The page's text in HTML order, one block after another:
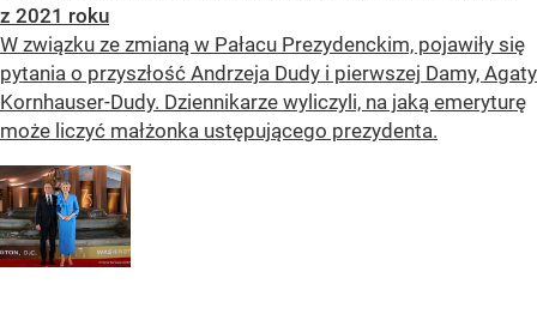
z 2021 roku
W związku ze zmianą w Pałacu Prezydenckim, pojawiły się
pytania o przyszłość Andrzeja Dudy i pierwszej Damy, Agaty
Kornhauser-Dudy. Dziennikarze wyliczyli, na jaką emeryturę
może liczyć małżonka ustępującego prezydenta.